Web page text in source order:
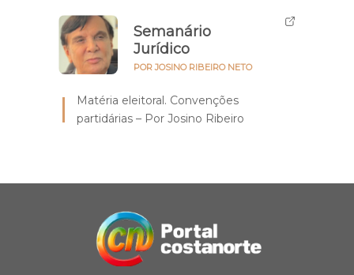
Semanário
Jurídico
POR JOSINO RIBEIRO NETO
Matéria eleitoral. Convenções
partidárias – Por Josino Ribeiro